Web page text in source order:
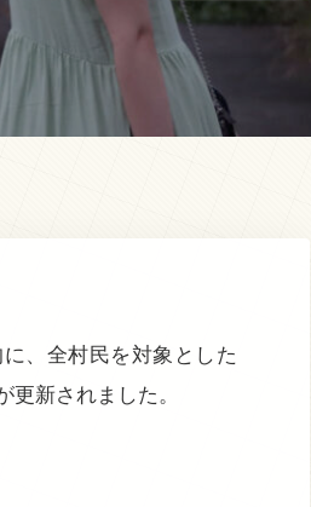
、全村民を対象とした
新されました。